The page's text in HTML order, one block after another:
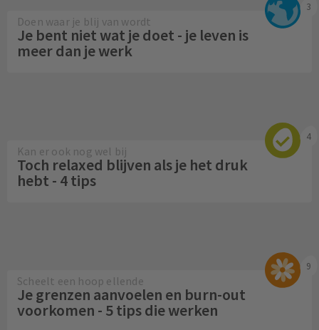
3
Doen waar je blij van wordt
Je bent niet wat je doet - je leven is
meer dan je werk
4
Kan er ook nog wel bij
Toch relaxed blijven als je het druk
hebt - 4 tips
9
Scheelt een hoop ellende
Je grenzen aanvoelen en burn-out
voorkomen - 5 tips die werken